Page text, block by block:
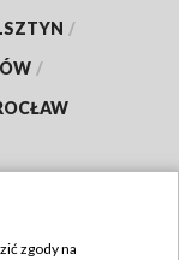
/
/
zgody na